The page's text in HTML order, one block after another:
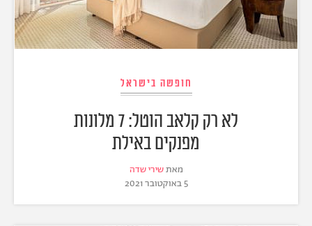
חופשה בישראל
לא רק קלאב הוטל: 7 מלונות
מפנקים באילת
מאתשירי שדה
5 באוקטובר 2021